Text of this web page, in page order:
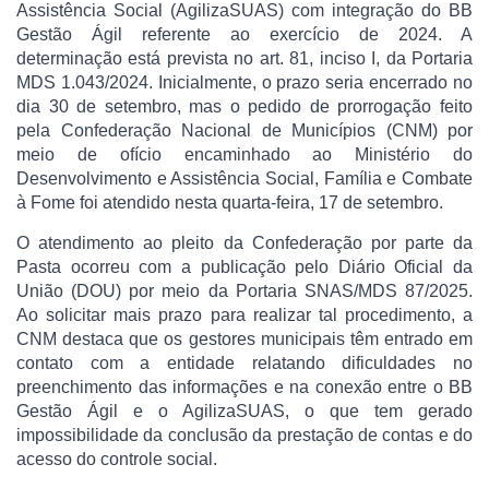
Assistência Social (AgilizaSUAS) com integração do BB
Gestão Ágil referente ao exercício de 2024. A
determinação está prevista no art. 81, inciso I, da Portaria
MDS 1.043/2024. Inicialmente, o prazo seria encerrado no
dia 30 de setembro, mas o pedido de prorrogação feito
pela Confederação Nacional de Municípios (CNM) por
meio de ofício encaminhado ao Ministério do
Desenvolvimento e Assistência Social, Família e Combate
à Fome foi atendido nesta quarta-feira, 17 de setembro.
O atendimento ao pleito da Confederação por parte da
Pasta ocorreu com a publicação pelo Diário Oficial da
União (DOU) por meio da Portaria SNAS/MDS 87/2025.
Ao solicitar mais prazo para realizar tal procedimento, a
CNM destaca que os gestores municipais têm entrado em
contato com a entidade relatando dificuldades no
preenchimento das informações e na conexão entre o BB
Gestão Ágil e o AgilizaSUAS, o que tem gerado
impossibilidade da conclusão da prestação de contas e do
acesso do controle social.